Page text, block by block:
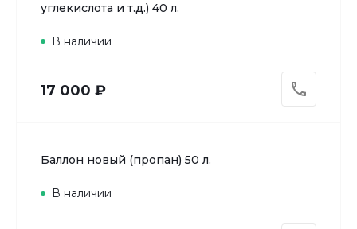
углекислота и т.д.) 40 л.
В наличии
17 000 ₽
Баллон новый (пропан) 50 л.
В наличии